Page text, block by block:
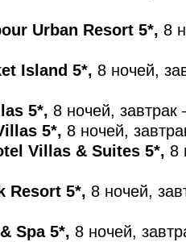
Urban Resort 5*, 8
Island 5*, 8 ночей,
5*, 8 ночей, завтрак
5*, 8 ночей,
Villas & Suites 5*, 8
Resort 5*, 8 ночей,
Spa 5*, 8 ночей,